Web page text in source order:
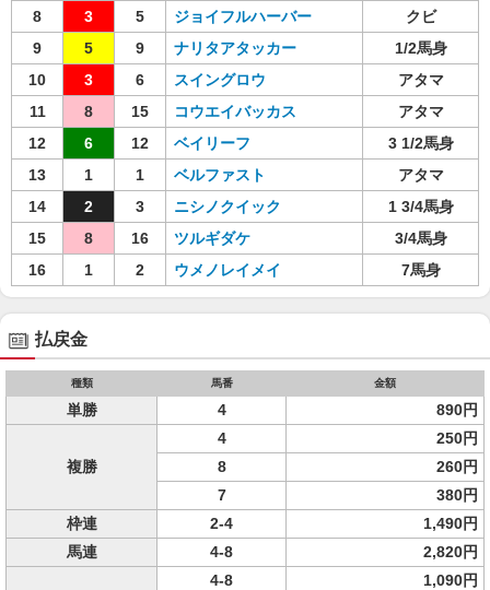
8
3 5 ジョイフルハーバー
クビ
9
5 9 ナリタアタッカー
1/2馬身
10
3 6 スイングロウ
アタマ
11
8 15 コウエイバッカス
アタマ
12
6 12 ベイリーフ
3 1/2馬身
13
1 1 ベルファスト
アタマ
14
2 3 ニシノクイック
1 3/4馬身
15
8 16 ツルギダケ
3/4馬身
16
1 2 ウメノレイメイ 7馬身
払戻金
種類 馬番 金額
単勝 4 890円
複勝
4
250円
8
260円
7
380円
枠連
2-4
1,490円
馬連
4-8 2,820円
4-8
1,090円